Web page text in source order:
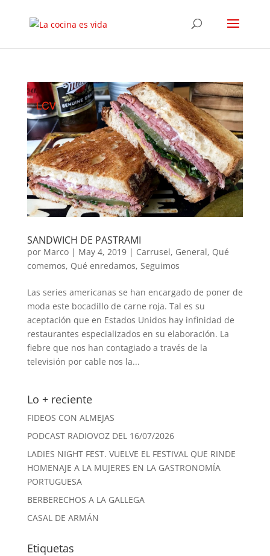
SANDWICH DE PASTRAMI
por Marco| May 4, 2019| Carrusel, General, Qué
comemos, Qué enredamos, Seguimos
Las series americanas se han encargado de poner de
moda este bocadillo de carne roja. Tal es su
aceptación que en Estados Unidos hay infinidad de
restaurantes especializados en su elaboración. La
fiebre que nos han contagiado a través de la
televisión por cable nos la...
Lo + reciente
FIDEOS CON ALMEJAS
PODCAST RADIOVOZ DEL 16/07/2026
LADIES NIGHT FEST. VUELVE EL FESTIVAL QUE RINDE
HOMENAJE A LA MUJERES EN LA GASTRONOMÍA
PORTUGUESA
BERBERECHOS A LA GALLEGA
CASAL DE ARMÁN
Etiquetas